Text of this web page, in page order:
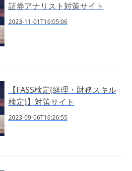
証券アナリスト対策サイト
2023-11-01T16:05:06
【FASS検定(経理・財務スキル
検定)】対策サイト
2023-09-06T16:26:55